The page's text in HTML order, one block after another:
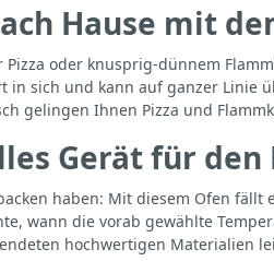
Hause mit
oder knusprig-dünnem
sich und kann auf ganzer Linie
gelingen Ihnen Pizza und
Gerät für den
haben: Mit diesem Ofen
wann die vorab gewählte
hochwertigen Materialien